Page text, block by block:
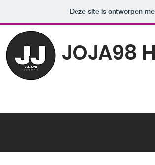
Deze site is ontworpen
JOJA98